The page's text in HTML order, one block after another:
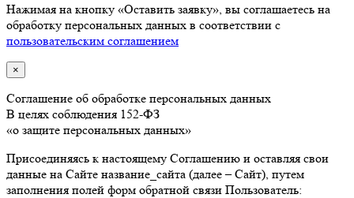
Нажимая на кнопку «Оставить заявку», вы соглашаетесь на
обработку персональных данных в соответствии с
пользовательским соглашением
×
Соглашение об обработке персональных данных
В целях соблюдения 152-ФЗ
«о защите персональных данных»
Присоединяясь к настоящему Соглашению и оставляя свои
данные на Сайте название_сайта (далее – Сайт), путем
заполнения полей форм обратной связи Пользователь: